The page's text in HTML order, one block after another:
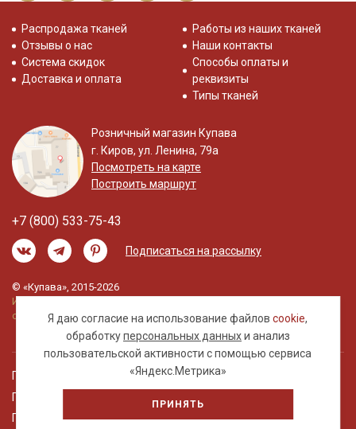
Я даю согласие на использование файловcookie,
обработкуперсональных данныхи анализ
пользовательской активности с помощью сервиса
«Яндекс.Метрика»
ПРИНЯТЬ
Распродажа тканей
Отзывы о нас
Система скидок
Доставка и оплата
Работы из наших тканей
Наши контакты
Способы оплаты и
реквизиты
Типы тканей
Розничный магазин Купава
г. Киров, ул. Ленина, 79а
Посмотреть на карте
Построить маршрут
+7 (800) 533-75-43
Подписаться на рассылку
© «Купава», 2015-2026
Информация на сайте не является публичной
офертой.
Правовая информация
Политика обработки персональных данных
Пользовательское соглашение